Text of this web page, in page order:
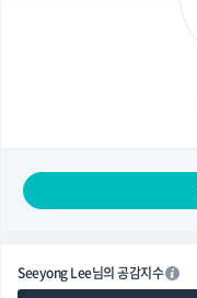
Seeyong Lee님의 공감지수